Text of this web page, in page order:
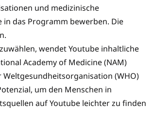
und medizinische
das Programm bewerben. Die
wendet Youtube inhaltliche
Academy of Medicine (NAM)
(WHO)
um den Menschen in
auf Youtube leichter zu finden